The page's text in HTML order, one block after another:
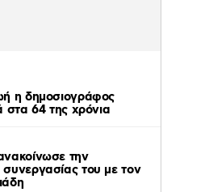
η δημοσιογράφος
στα 64 της χρόνια
την
του με τον